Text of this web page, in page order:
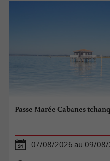
Passe Marée Cabanes
07/08/2026 au 09/08/